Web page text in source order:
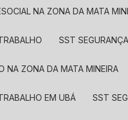
NA ZONA DA MATA
SST
NA ZONA DA MATA MINEIRA
EM UBÁ SST